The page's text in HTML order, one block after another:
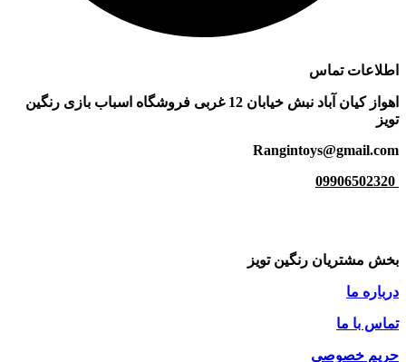
اطلاعات تماس
اهواز کیان آباد نبش خیابان 12 غربی فروشگاه اسباب بازی رنگین
تویز
Rangintoys@gmail.com
بخش مشتریان رنگین تویز
درباره ما
تماس با ما
حریم خصوصی